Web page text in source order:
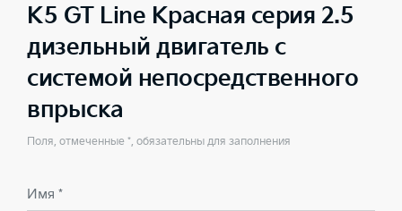
K5 GT Line Красная серия 2.5
дизельный двигатель с
системой непосредственного
впрыска
Поля, отмеченные *, обязательны для заполнения
Имя *